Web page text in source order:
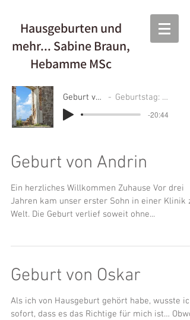
Hausgeburten und
mehr... Sabine Braun,
Hebamme MSc
Geburt von Kaya Geburtstag: 15.02.2020
-20:44
Geburt von Andrin
Ein herzliches Willkommen Zuhause Vor drei
Jahren kam unser erster Sohn in einer Klinik
Welt. Die Geburt verlief soweit ohne...
Geburt von Oskar
Als ich von Hausgeburt gehört habe, wusste ich
sofort, dass es das Richtige für mich ist… Obwohl